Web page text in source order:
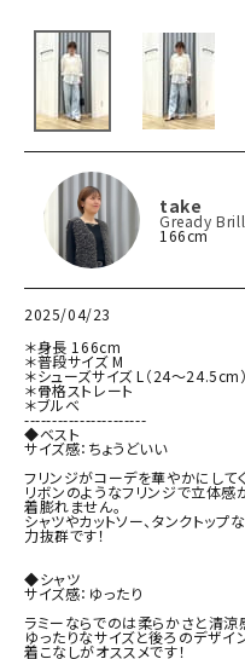
take
Gready
166cm
2025/04/23
＊身長 166cm
＊普段サイズ M
＊シューズサイズ L（24〜24.5cm）
＊骨格ストレート
＊ブルベ
----------------------
◆ベスト
サイズ感：ちょうどいい
フリンジがコーデを華やかにして
リボンのようなフリンジで立体感
着膨れません。
シャツやカットソー、タンクトッ
力抜群です！
◆シャツ
サイズ感：ゆったり
ラミーならでのは柔らかさと清涼
ゆったりなサイズと後ろのデザイ
着こなしがオススメです！